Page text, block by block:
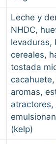
Leche y
NHDC,
levaduras,
cereales,
tostada
aromas,
atractores,
(kelp)